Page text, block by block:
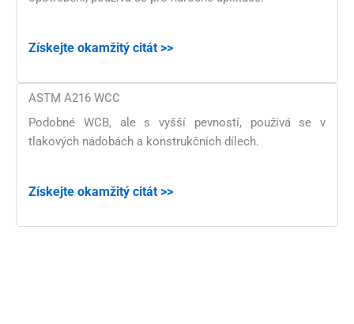
Získejte okamžitý citát >>
ASTM A216 WCC
Podobné WCB, ale s vyšší pevností, používá se v
tlakových nádobách a konstrukčních dílech.
Získejte okamžitý citát >>